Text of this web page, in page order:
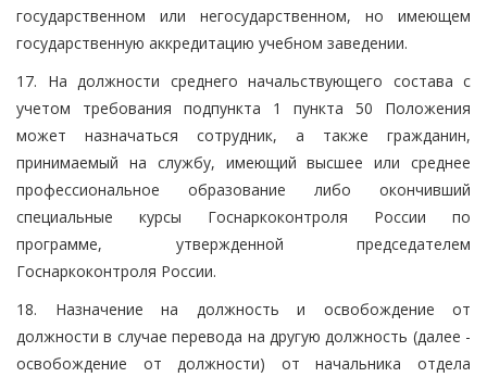
государственном или негосударственном, но имеющем
государственную аккредитацию учебном заведении.
17. На должности среднего начальствующего состава с
учетом требования подпункта 1 пункта 50 Положения
может назначаться сотрудник, а также гражданин,
принимаемый на службу, имеющий высшее или среднее
профессиональное образование либо окончивший
специальные курсы Госнаркоконтроля России по
программе, утвержденной председателем
Госнаркоконтроля России.
18. Назначение на должность и освобождение от
должности в случае перевода на другую должность (далее -
освобождение от должности) от начальника отдела